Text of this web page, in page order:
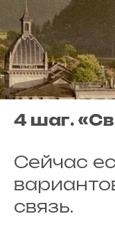
4 шаг.
Сейчас
связь.